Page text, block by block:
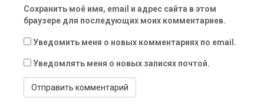
Сохранить моё имя, email и адрес сайта в этом
браузере для последующих моих комментариев.
Уведомить меня о новых комментариях по email.
Уведомлять меня о новых записях почтой.